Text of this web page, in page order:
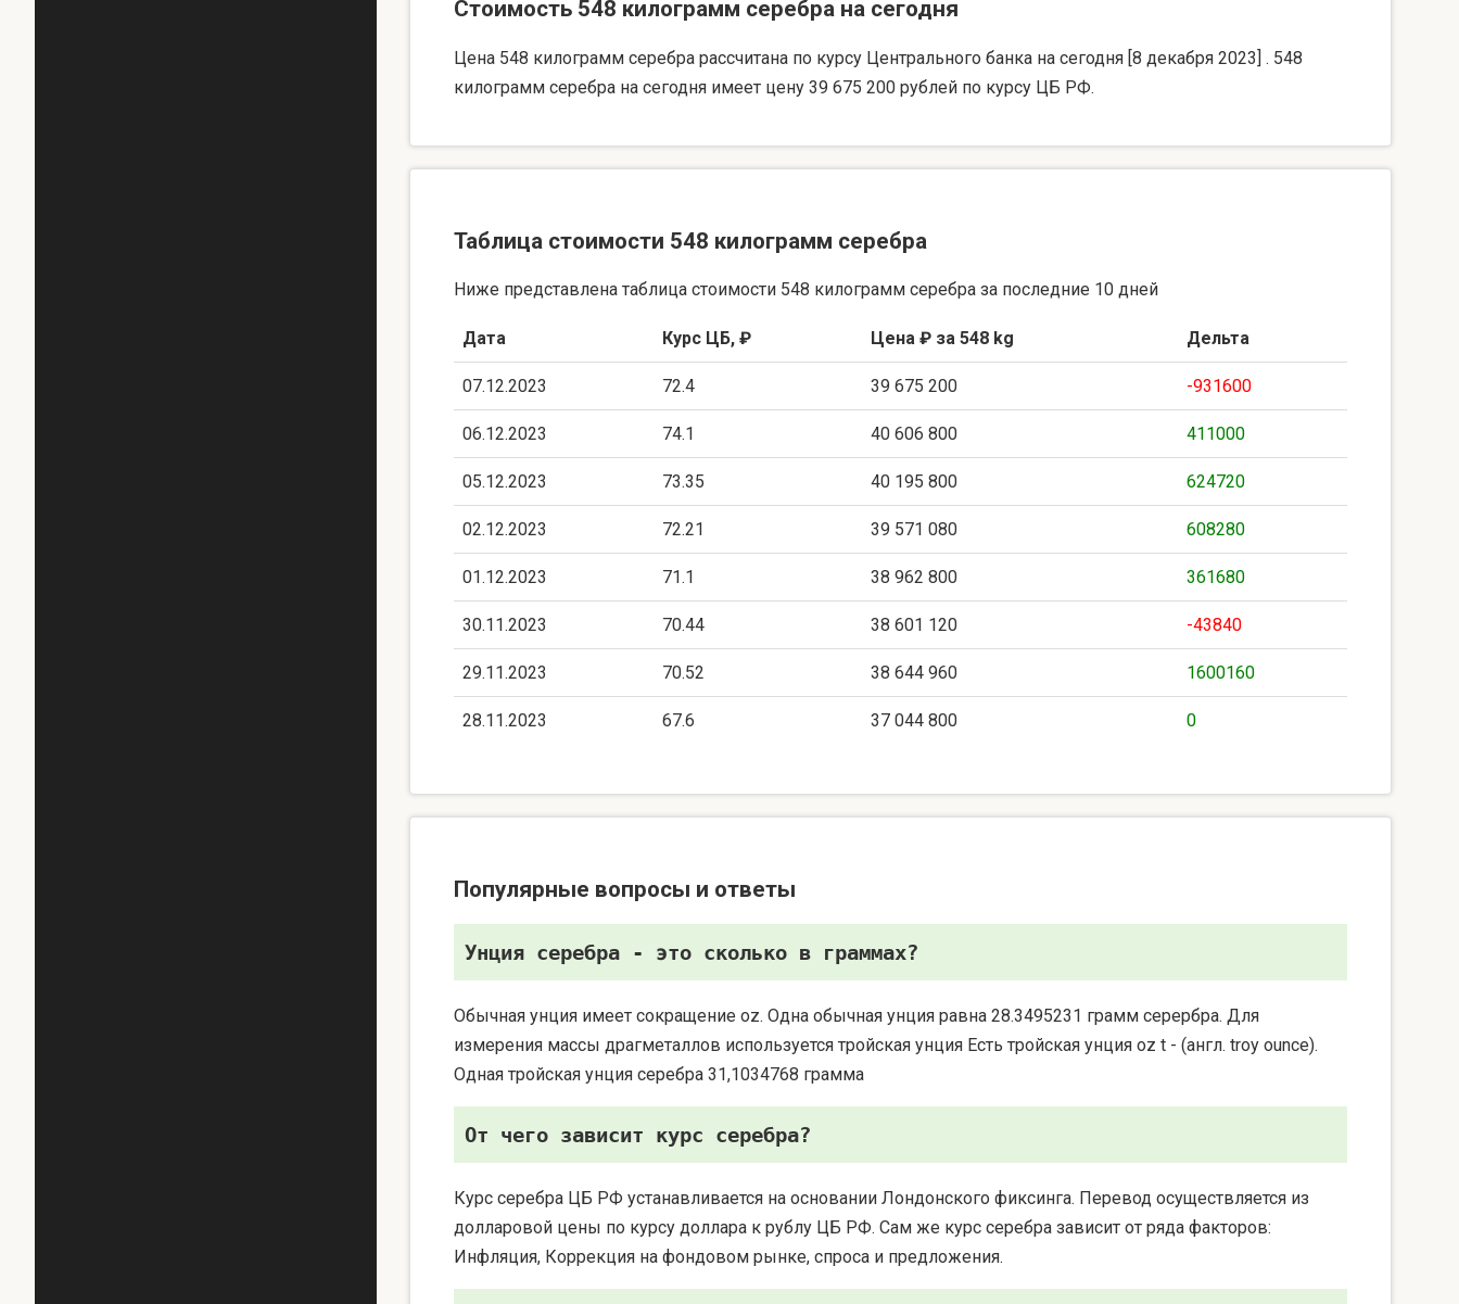
Стоимость 548 килограмм серебра на сегодня
Цена 548 килограмм серебра рассчитана по курсу Центрального банка на сегодня [8 декабря 2023] . 548
килограмм серебра на сегодня имеет цену 39 675 200 рублей по курсу ЦБ РФ.
Таблица стоимости 548 килограмм серебра
Ниже представлена таблица стоимости 548 килограмм серебра за последние 10 дней
Дата Курс ЦБ, ₽ Цена ₽ за 548 kg Дельта
07.12.2023 72.4 39 675 200 -931600
06.12.2023 74.1 40 606 800 411000
05.12.2023 73.35 40 195 800 624720
02.12.2023 72.21 39 571 080 608280
01.12.2023 71.1 38 962 800 361680
30.11.2023 70.44 38 601 120 -43840
29.11.2023 70.52 38 644 960 1600160
28.11.2023 67.6 37 044 800 0
Популярные вопросы и ответы
Унция серебра - это сколько в граммах?
Обычная унция имеет сокращение oz. Одна обычная унция равна 28.3495231 грамм серербра. Для
измерения массы драгметаллов используется тройская унция Есть тройская унция oz t - (англ. troy ounce).
Одная тройская унция серебра 31,1034768 грамма
От чего зависит курс серебра?
Курс серебра ЦБ РФ устанавливается на основании Лондонского фиксинга. Перевод осуществляется из
долларовой цены по курсу доллара к рублу ЦБ РФ. Сам же курс серебра зависит от ряда факторов:
Инфляция, Коррекция на фондовом рынке, спроса и предложения.